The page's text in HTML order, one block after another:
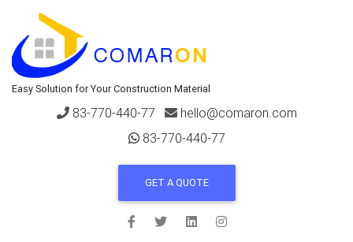
Easy Solution for Your Construction Material
83-770-440-77
hello@comaron.com
83-770-440-77
GET A QUOTE